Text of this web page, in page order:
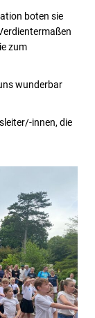
boten sie
zum
wunderbar
innen, die